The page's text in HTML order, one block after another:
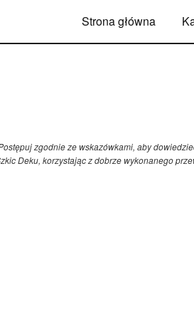
Strona główna
zgodnie ze wskazówkami, aby
Deku, korzystając z dobrze wykonanego